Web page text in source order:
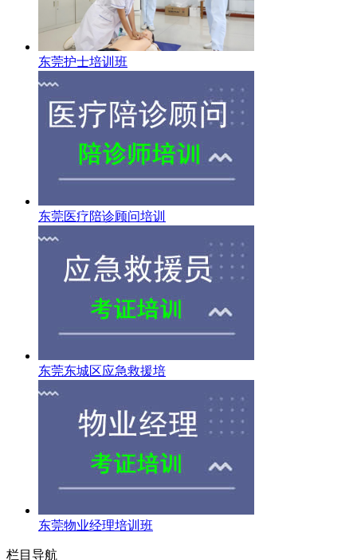
东莞护士培训班
东莞医疗陪诊顾问培训
东莞东城区应急救援培
东莞物业经理培训班
栏目导航